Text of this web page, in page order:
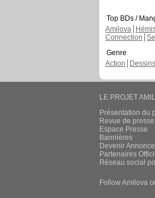
Top BDs /
Amilova
Connection
Genre
Action
LE PROJET
Présentation du
Revue de presse
Espace Presse
Bannières
Devenir
Partenaires
Réseau social
Follow Amilova